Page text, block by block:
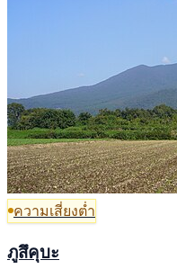
ความเสี่ยงต่ำ
ภูสึคุบะ